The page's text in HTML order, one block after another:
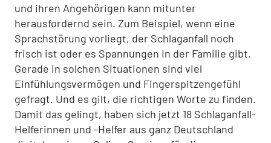
und ihren Angehörigen kann mitunter
herausfordernd sein. Zum Beispiel, wenn eine
Sprachstörung vorliegt, der Schlaganfall noch
frisch ist oder es Spannungen in der Familie gibt.
Gerade in solchen Situationen sind viel
Einfühlungsvermögen und Fingerspitzengefühl
gefragt. Und es gilt, die richtigen Worte zu finden.
Damit das gelingt, haben sich jetzt 18 Schlaganfall-
Helferinnen und -Helfer aus ganz Deutschland